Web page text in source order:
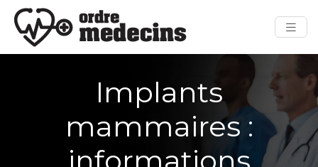
Implants
mammaires :